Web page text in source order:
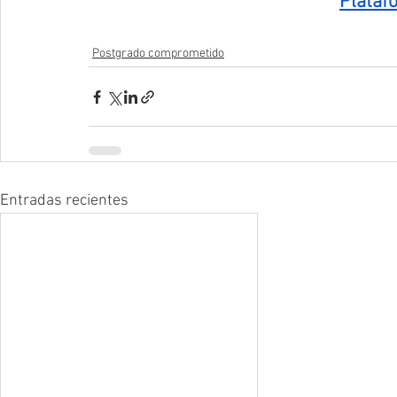
Postgrado comprometido
Entradas recientes